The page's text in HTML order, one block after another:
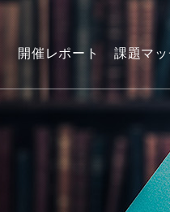
開催レポート 課題マ